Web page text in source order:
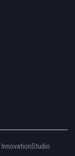
InnovationStudio